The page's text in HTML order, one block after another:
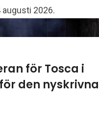
2026.
för Tosca i
den nyskrivna